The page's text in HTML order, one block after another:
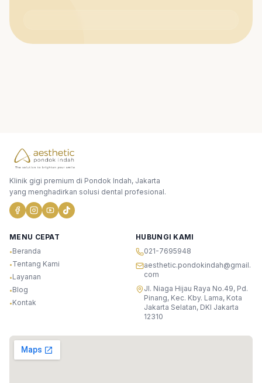
Klinik gigi premium di Pondok Indah, Jakarta
yang menghadirkan solusi dental profesional.
MENU CEPAT
•Beranda
•Tentang Kami
•Layanan
•Blog
•Kontak
HUBUNGI KAMI
021-7695948
aesthetic.pondokindah@gmail.
com
Jl. Niaga Hijau Raya No.49, Pd.
Pinang, Kec. Kby. Lama, Kota
Jakarta Selatan, DKI Jakarta
12310